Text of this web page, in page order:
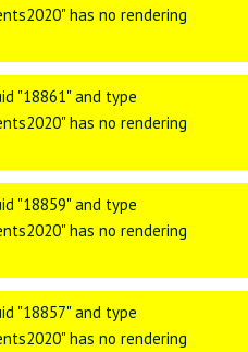
has no rendering
"18861" and type
has no rendering
"18859" and type
has no rendering
"18857" and type
has no rendering